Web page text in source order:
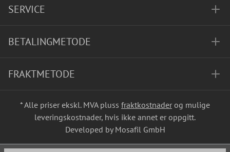
SERVICE
BETALINGMETODE
FRAKTMETODE
* Alle priser ekskl. MVA pluss fraktkostnader og mulige
leveringskostnader, hvis ikke annet er oppgitt.
Developed by Mosafil GmbH